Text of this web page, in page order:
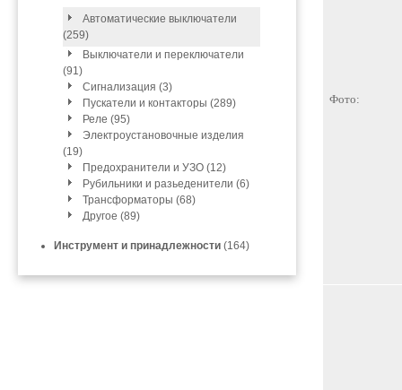
Автоматические выключатели
(259)
Выключатели и переключатели
(91)
Сигнализация (3)
Пускатели и контакторы (289)
Реле (95)
Электроустановочные изделия
(19)
Предохранители и УЗО (12)
Рубильники и разьеденители (6)
Трансформаторы (68)
Другое (89)
Инструмент и принадлежности (164)
Фото: